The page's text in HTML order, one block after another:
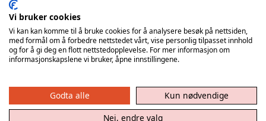
Kommende kamper
Kontakt oss
Vi bruker cookies
Vi kan kan komme til å bruke cookies for å analysere besøk på nettsiden,
med formål om å forbedre nettstedet vårt, vise personlig tilpasset innhold
og for å gi deg en flott nettstedopplevelse. For mer informasjon om
informasjonskapslene vi bruker, åpne innstillingene.
Godta alle
Kun nødvendige
Nei, endre valg